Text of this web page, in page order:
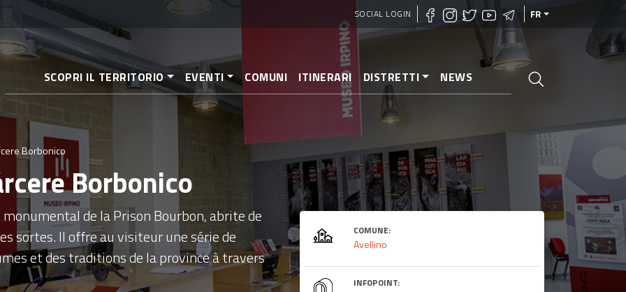
SOCIAL LOGIN FR
SCOPRI IL TERRITORIO EVENTI COMUNI ITINERARI DISTRETTI NEWS
Borbonico
Borbonico
de la Prison Bourbon, abrite de
sortes. Il offre au visiteur une série de
et des traditions de la province à travers
COMUNE:
Avellino
INFOPOINT: